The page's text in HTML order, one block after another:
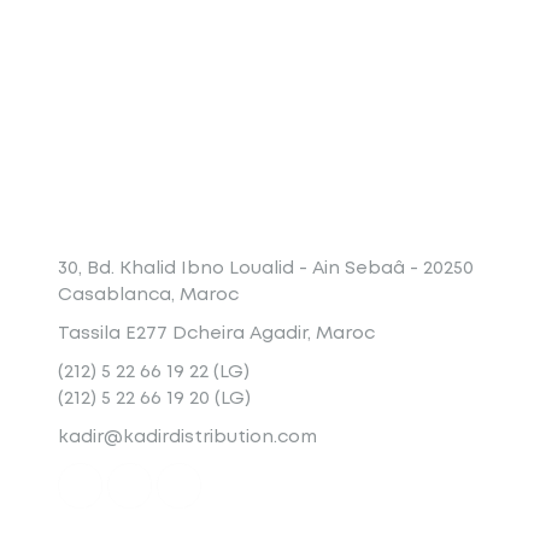
30, Bd. Khalid Ibno Loualid - Ain Sebaâ - 20250
Casablanca, Maroc
Tassila E277 Dcheira Agadir, Maroc
(212) 5 22 66 19 22 (LG)
(212) 5 22 66 19 20 (LG)
kadir@kadirdistribution.com